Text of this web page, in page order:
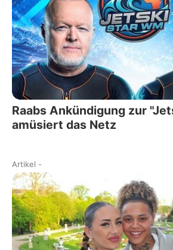
Raabs Ankündigung zur
amüsiert das Netz
Artikel -